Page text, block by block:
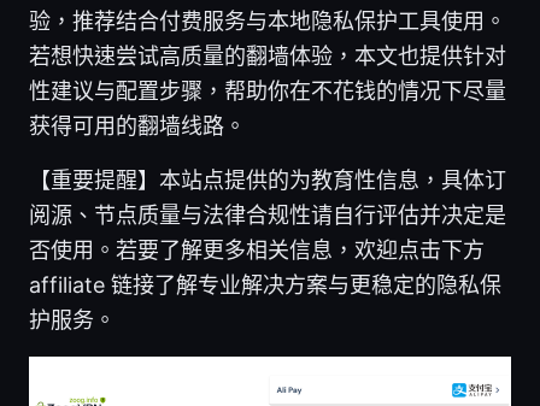
验，推荐结合付费服务与本地隐私保护工具使用。
若想快速尝试高质量的翻墙体验，本文也提供针对
性建议与配置步骤，帮助你在不花钱的情况下尽量
获得可用的翻墙线路。
【重要提醒】本站点提供的为教育性信息，具体订
阅源、节点质量与法律合规性请自行评估并决定是
否使用。若要了解更多相关信息，欢迎点击下方
affiliate 链接了解专业解决方案与更稳定的隐私保
护服务。